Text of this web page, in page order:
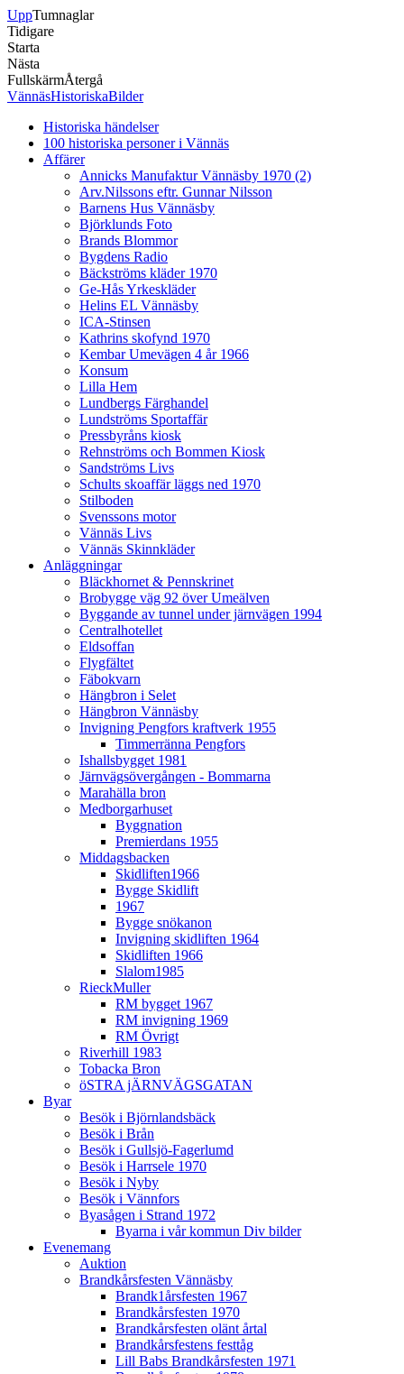
UppTumnaglar
Tidigare
Starta
Nästa
FullskärmÅtergå
VännäsHistoriskaBilder
Historiska händelser
100 historiska personer i Vännäs
Affärer
Annicks Manufaktur Vännäsby 1970 (2)
Arv.Nilssons eftr. Gunnar Nilsson
Barnens Hus Vännäsby
Björklunds Foto
Brands Blommor
Bygdens Radio
Bäckströms kläder 1970
Ge-Hås Yrkeskläder
Helins EL Vännäsby
ICA-Stinsen
Kathrins skofynd 1970
Kembar Umevägen 4 år 1966
Konsum
Lilla Hem
Lundbergs Färghandel
Lundströms Sportaffär
Pressbyråns kiosk
Rehnströms och Bommen Kiosk
Sandströms Livs
Schults skoaffär läggs ned 1970
Stilboden
Svenssons motor
Vännäs Livs
Vännäs Skinnkläder
Anläggningar
Bläckhornet & Pennskrinet
Brobygge väg 92 över Umeälven
Byggande av tunnel under järnvägen 1994
Centralhotellet
Eldsoffan
Flygfältet
Fäbokvarn
Hängbron i Selet
Hängbron Vännäsby
Invigning Pengfors kraftverk 1955
Timmerränna Pengfors
Ishallsbygget 1981
Järnvägsövergången - Bommarna
Marahälla bron
Medborgarhuset
Byggnation
Premierdans 1955
Middagsbacken
Skidliften1966
Bygge Skidlift
1967
Bygge snökanon
Invigning skidliften 1964
Skidliften 1966
Slalom1985
RieckMuller
RM bygget 1967
RM invigning 1969
RM Övrigt
Riverhill 1983
Tobacka Bron
öSTRA jÄRNVÄGSGATAN
Byar
Besök i Björnlandsbäck
Besök i Brån
Besök i Gullsjö-Fagerlumd
Besök i Harrsele 1970
Besök i Nyby
Besök i Vännfors
Byasågen i Strand 1972
Byarna i vår kommun Div bilder
Evenemang
Auktion
Brandkårsfesten Vännäsby
Brandk1årsfesten 1967
Brandkårsfesten 1970
Brandkårsfesten olänt årtal
Brandkårsfestens festtåg
Lill Babs Brandkårsfesten 1971